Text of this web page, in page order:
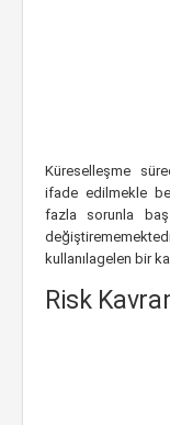
Küreselleşme
ifade edilmekle
fazla sorunla
kullanılagelen bir
Risk